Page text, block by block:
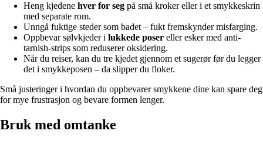
Heng kjedene hver for seg på små kroker eller i et smykkeskrin
med separate rom.
Unngå fuktige steder som badet – fukt fremskynder misfarging.
Oppbevar sølvkjeder i lukkede poser eller esker med anti-
tarnish-strips som reduserer oksidering.
Når du reiser, kan du tre kjedet gjennom et sugerør før du legger
det i smykkeposen – da slipper du floker.
Små justeringer i hvordan du oppbevarer smykkene dine kan spare deg
for mye frustrasjon og bevare formen lenger.
Bruk med omtanke